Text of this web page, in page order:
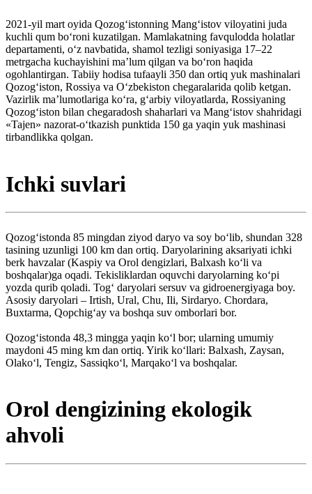
2021-yil mart oyida Qozogʻistonning Mangʻistov viloyatini juda
kuchli qum boʻroni kuzatilgan. Mamlakatning favqulodda holatlar
departamenti, oʻz navbatida, shamol tezligi soniyasiga 17–22
metrgacha kuchayishini maʼlum qilgan va boʻron haqida
ogohlantirgan. Tabiiy hodisa tufaayli 350 dan ortiq yuk mashinalari
Qozogʻiston, Rossiya va Oʻzbekiston chegaralarida qolib ketgan.
Vazirlik maʼlumotlariga koʻra, gʻarbiy viloyatlarda, Rossiyaning
Qozogʻiston bilan chegaradosh shaharlari va Mangʻistov shahridagi
«Tajen» nazorat-oʻtkazish punktida 150 ga yaqin yuk mashinasi
tirbandlikka qolgan.
Ichki suvlari
Qozogʻistonda 85 mingdan ziyod daryo va soy boʻlib, shundan 328
tasining uzunligi 100 km dan ortiq. Daryolarining aksariyati ichki
berk havzalar (Kaspiy va Orol dengizlari, Balxash koʻli va
boshqalar)ga oqadi. Tekisliklardan oquvchi daryolarning koʻpi
yozda qurib qoladi. Togʻ daryolari sersuv va gidroenergiyaga boy.
Asosiy daryolari – Irtish, Ural, Chu, Ili, Sirdaryo. Chordara,
Buxtarma, Qopchigʻay va boshqa suv omborlari bor.
Qozogʻistonda 48,3 mingga yaqin koʻl bor; ularning umumiy
maydoni 45 ming km dan ortiq. Yirik koʻllari: Balxash, Zaysan,
Olakoʻl, Tengiz, Sassiqkoʻl, Marqakoʻl va boshqalar.
Orol dengizining ekologik
ahvoli